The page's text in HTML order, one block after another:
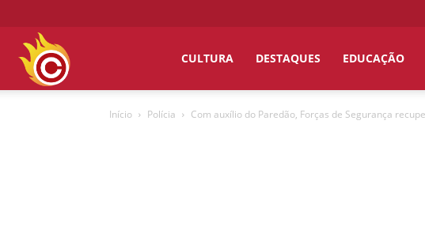
CULTURA DESTAQUES EDUCAÇÃO
Início Polícia Com auxílio do Paredão, Forças de Segurança